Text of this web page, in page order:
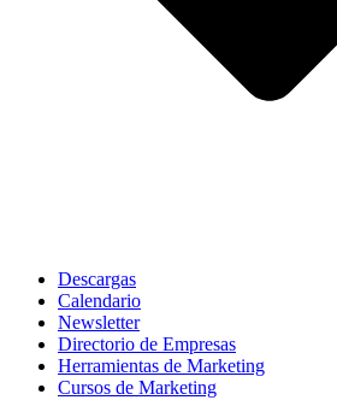
Descargas
Calendario
Newsletter
Directorio de Empresas
Herramientas de Marketing
Cursos de Marketing